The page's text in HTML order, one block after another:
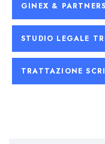
GINEX & PARTNERS
STUDIO LEGALE
TRATTAZIONE